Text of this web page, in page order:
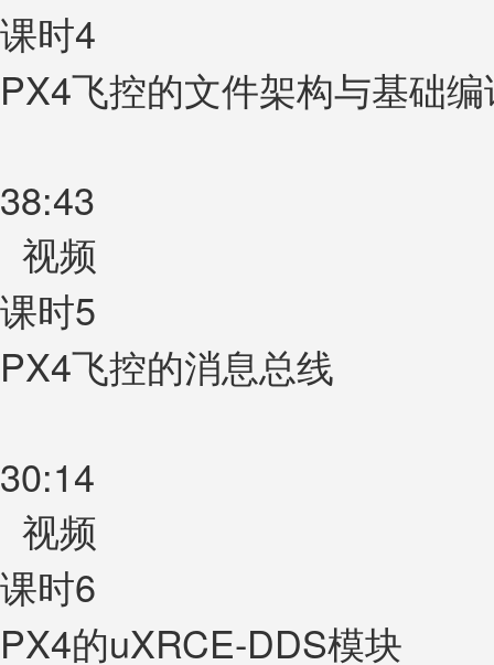
课时4
PX4飞控的文件架构与基础
38:43
视频
课时5
PX4飞控的消息总线
30:14
视频
课时6
PX4的uXRCE-DDS模块